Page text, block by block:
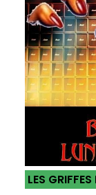
LES